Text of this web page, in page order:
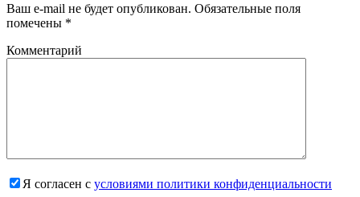
Ваш e-mail не будет опубликован. Обязательные поля
помечены *
Комментарий
Я согласен с условиями политики конфиденциальности